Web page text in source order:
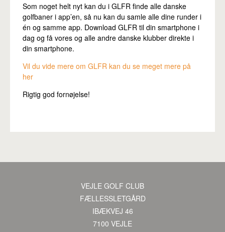
Som noget helt nyt kan du i GLFR finde alle danske
golfbaner i app’en, så nu kan du samle alle dine runder i
én og samme app. Download GLFR til din smartphone i
dag og få vores og alle andre danske klubber direkte i
din smartphone.
Vil du vide mere om GLFR kan du se meget mere på
her
Rigtig god fornøjelse!
VEJLE GOLF CLUB
FÆLLESSLETGÅRD
IBÆKVEJ 46
7100 VEJLE